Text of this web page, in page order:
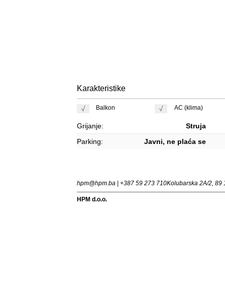
Karakteristike
Balkon AC (klima)
Grijanje:
Struja
Parking:
Javni, ne plaća se
hpm@hpm.ba | +387 59 273 710Kolubarska 2A/2, 89
HPM d.o.o.